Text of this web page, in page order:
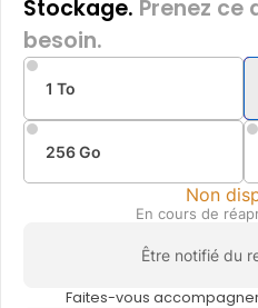
Stockage. Prenez ce
besoin.
1 To
256 Go
Non
En cours de
Être notifié du
Faites-vous